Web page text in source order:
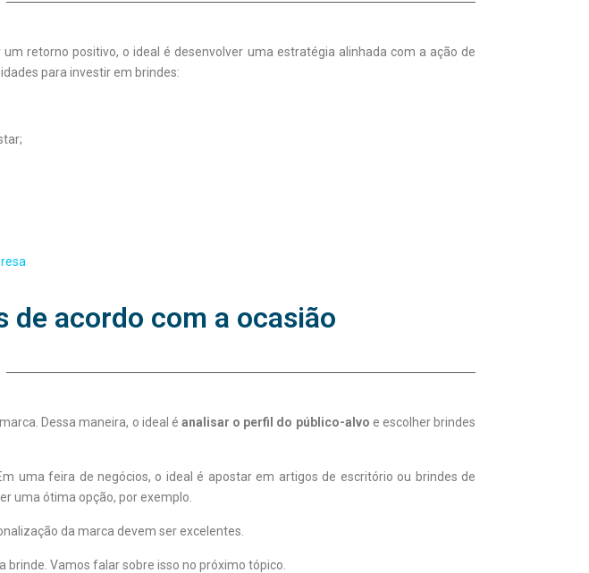
retorno positivo, o ideal é desenvolver uma estratégia alinhada com a ação de
para investir em brindes:
de acordo com a ocasião
Dessa maneira, o ideal éanalisar o perfil do público-alvo e escolher brindes
uma feira de negócios, o ideal é apostar em artigos de escritório ou brindes de
uma ótima opção, por exemplo.
da marca devem ser excelentes.
Vamos falar sobre isso no próximo tópico.